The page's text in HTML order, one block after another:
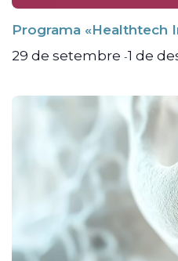
Programa «Healthtech
29 de setembre -1 de